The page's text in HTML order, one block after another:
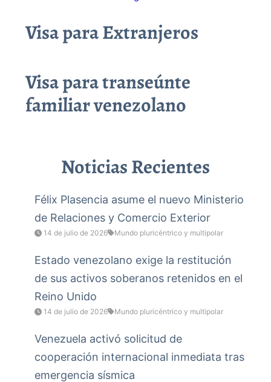
Visa para Extranjeros
Visa para transeúnte
familiar venezolano
Noticias Recientes
Félix Plasencia asume el nuevo Ministerio
de Relaciones y Comercio Exterior
14 de julio de 2026 Mundo pluricéntrico y multipolar
Estado venezolano exige la restitución
de sus activos soberanos retenidos en el
Reino Unido
14 de julio de 2026 Mundo pluricéntrico y multipolar
Venezuela activó solicitud de
cooperación internacional inmediata tras
emergencia sísmica